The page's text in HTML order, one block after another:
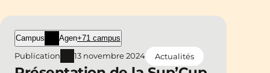
Campus Agen+71 campus
Publication 13 novembre 2024 Actualités